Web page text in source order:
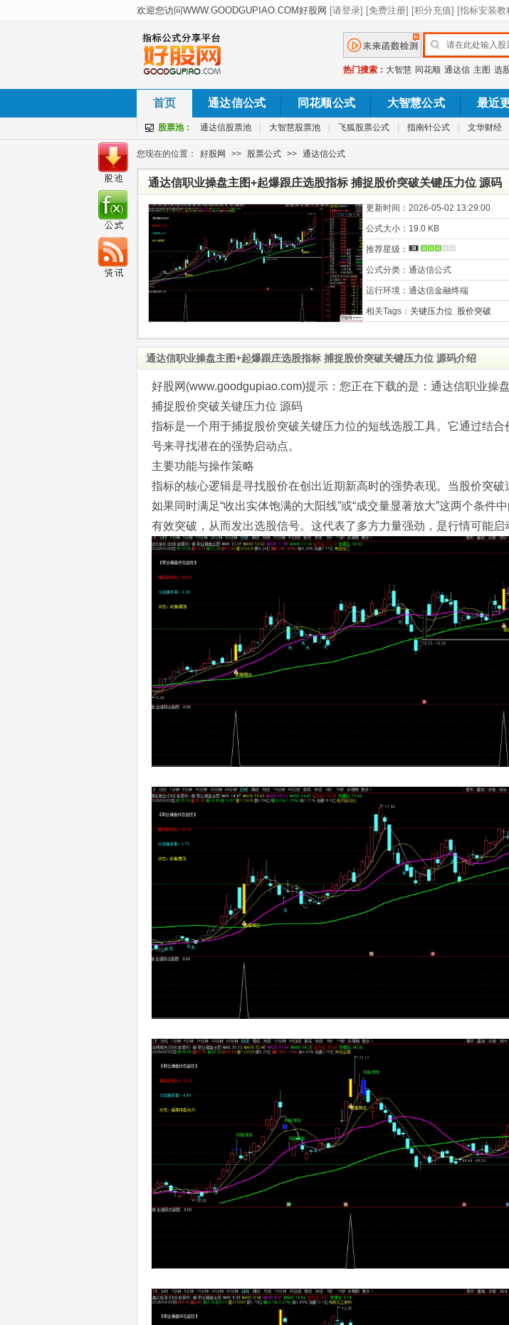
热门搜索： 大智慧 同花顺 通达信 主图 选
首页 通达信公式 同花顺公式 大智慧公式 最近
股票池： 通达信股票池 大智慧股票池 飞狐股票公式 指南针公式 文华财经
您现在的位置： 好股网 >> 股票公式 >> 通达信公式
通达信职业操盘主图+起爆跟庄选股指标 捕捉股价突破关键压力位 源码
更新时间： 2026-05-02 13:29:00
公式大小： 19.0 KB
推荐星级：
公式分类： 通达信公式
运行环境： 通达信金融终端
相关Tags： 关键压力位 股价突破
通达信职业操盘主图+起爆跟庄选股指标 捕捉股价突破关键压力位 源码介绍
好股网(www.goodgupiao.com)提示：您正在下载的是：通达信职业操
捕捉股价突破关键压力位 源码
指标是一个用于捕捉股价突破关键压力位的短线选股工具。它通过结
号来寻找潜在的强势启动点。
主要功能与操作策略
指标的核心逻辑是寻找股价在创出近期新高时的强势表现。当股价突破
如果同时满足“收出实体饱满的大阳线”或“成交量显著放大”这两个条件
有效突破，从而发出选股信号。这代表了多方力量强劲，是行情可能启